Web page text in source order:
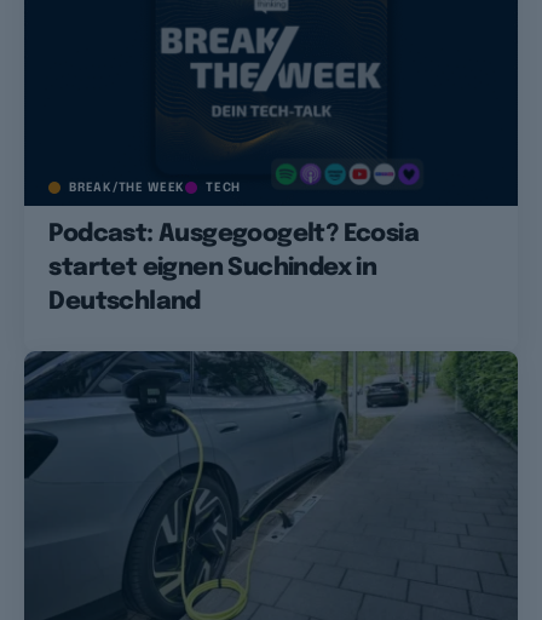
BREAK/THE WEEK TECH
Podcast: Ausgegoogelt? Ecosia
startet eignen Suchindex in
Deutschland